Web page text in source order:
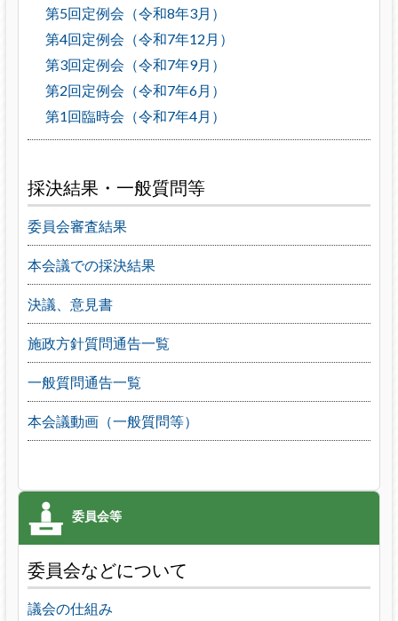
第5回定例会（令和8年3月）
第4回定例会（令和7年12月）
第3回定例会（令和7年9月）
第2回定例会（令和7年6月）
第1回臨時会（令和7年4月）
採決結果・一般質問等
委員会審査結果
本会議での採決結果
決議、意見書
施政方針質問通告一覧
一般質問通告一覧
本会議動画（一般質問等）
委員会などについて
議会の仕組み